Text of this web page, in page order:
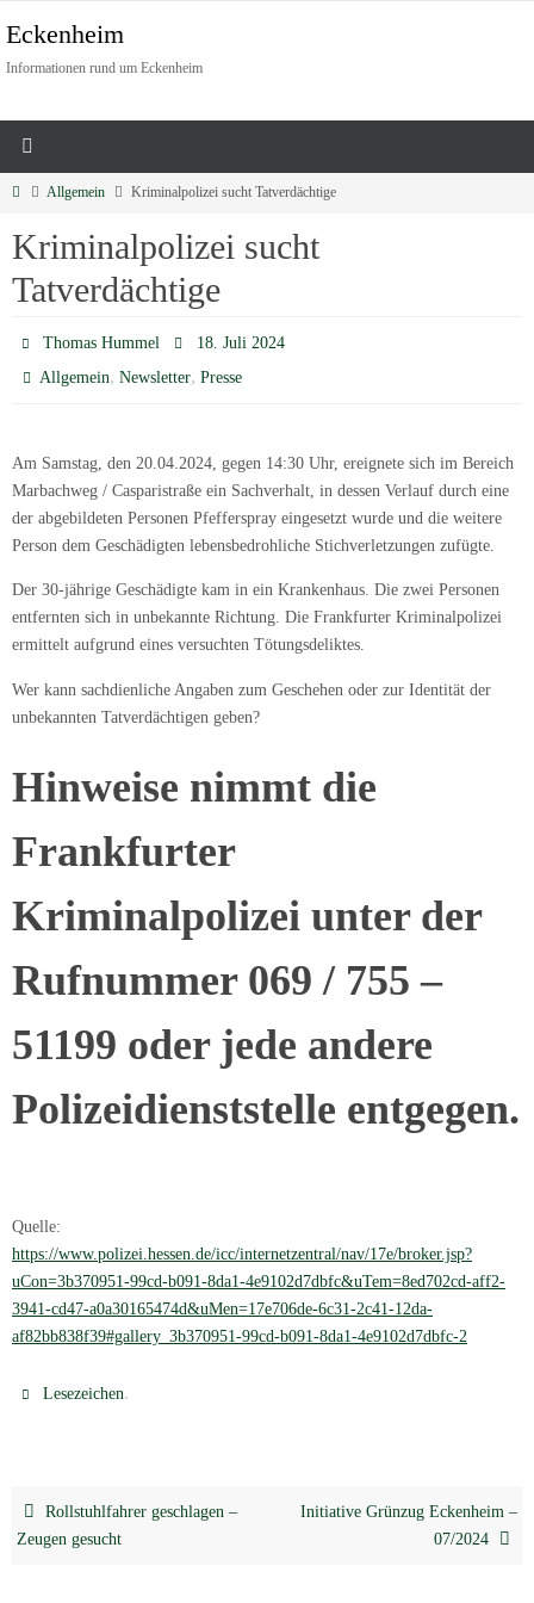
Eckenheim
Informationen rund um Eckenheim
Allgemein Kriminalpolizei sucht Tatverdächtige
Kriminalpolizei sucht
Tatverdächtige
Thomas Hummel
18. Juli 2024
Allgemein,Newsletter,Presse
Am Samstag, den 20.04.2024, gegen 14:30 Uhr, ereignete sich im Bereich
Marbachweg / Casparistraße ein Sachverhalt, in dessen Verlauf durch eine
der abgebildeten Personen Pfefferspray eingesetzt wurde und die weitere
Person dem Geschädigten lebensbedrohliche Stichverletzungen zufügte.
Der 30-jährige Geschädigte kam in ein Krankenhaus. Die zwei Personen
entfernten sich in unbekannte Richtung. Die Frankfurter Kriminalpolizei
ermittelt aufgrund eines versuchten Tötungsdeliktes.
Wer kann sachdienliche Angaben zum Geschehen oder zur Identität der
unbekannten Tatverdächtigen geben?
Hinweise nimmt die
Frankfurter
Kriminalpolizei unter der
Rufnummer 069 / 755 –
51199 oder jede andere
Polizeidienststelle entgegen.
Quelle:
https://www.polizei.hessen.de/icc/internetzentral/nav/17e/broker.jsp?
uCon=3b370951-99cd-b091-8da1-4e9102d7dbfc&uTem=8ed702cd-aff2-
3941-cd47-a0a30165474d&uMen=17e706de-6c31-2c41-12da-
af82bb838f39#gallery_3b370951-99cd-b091-8da1-4e9102d7dbfc-2
Lesezeichen.
Rollstuhlfahrer geschlagen –
Zeugen gesucht
Initiative Grünzug Eckenheim –
07/2024